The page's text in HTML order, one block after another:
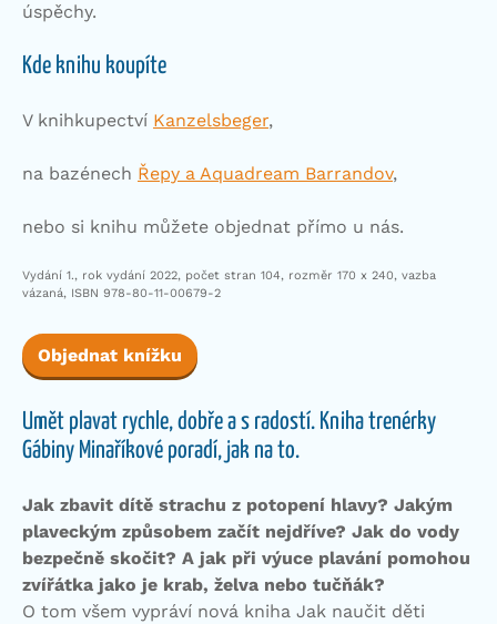
úspěchy.
Kde knihu koupíte
V knihkupectví Kanzelsbeger,
na bazénech Řepy a Aquadream Barrandov,
nebo si knihu můžete objednat přímo u nás.
Vydání 1., rok vydání 2022, počet stran 104, rozměr 170 x 240, vazba
vázaná, ISBN 978-80-11-00679-2
Objednat knížku
Umět plavat rychle, dobře a s radostí. Kniha trenérky
Gábiny Minaříkové poradí, jak na to.
Jak zbavit dítě strachu z potopení hlavy? Jakým
plaveckým způsobem začít nejdříve? Jak do vody
bezpečně skočit? A jak při výuce plavání pomohou
zvířátka jako je krab, želva nebo tučňák?
O tom všem vypráví nová kniha Jak naučit děti